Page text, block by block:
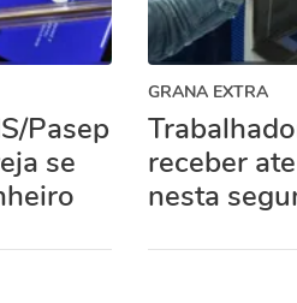
Pasep
se
GRANA EXTRA
receber
nesta